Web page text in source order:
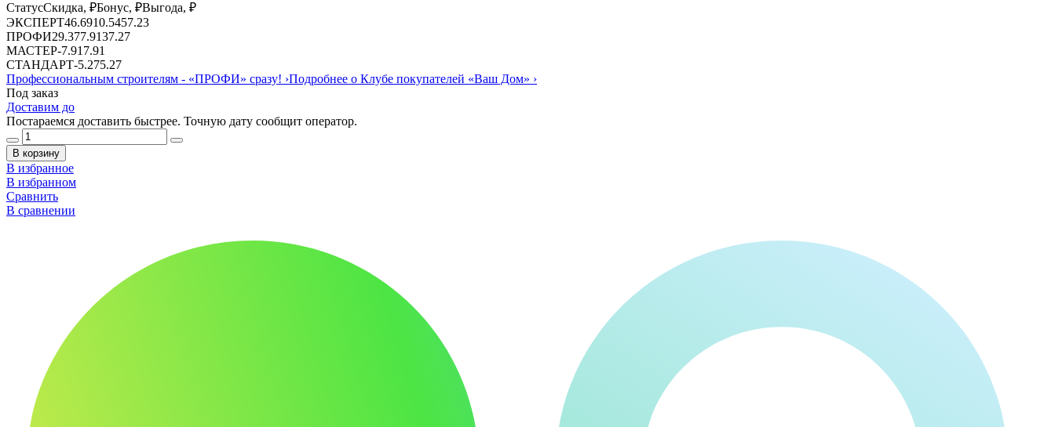
СтатусСкидка, ₽Бонус, ₽Выгода, ₽
ЭКСПЕРТ46.6910.5457.23
ПРОФИ29.377.9137.27
МАСТЕР-7.91 7.91
СТАНДАРТ-5.275.27
Профессиональным строителям - «ПРОФИ» сразу! ›Подробнее о Клубе покупателей «Ваш Дом» ›
Под заказ
Доставим до
Постараемся доставить быстрее. Точную дату сообщит оператор.
В корзину
В избранное
В избранном
Сравнить
В сравнении